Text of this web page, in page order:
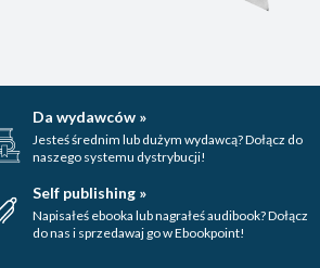
Da wydawców »
Jesteś średnim lub dużym wydawcą? Dołącz do
naszego systemu dystrybucji!
Self publishing »
Napisałeś ebooka lub nagrałeś audibook? Dołącz
do nas i sprzedawaj go w Ebookpoint!